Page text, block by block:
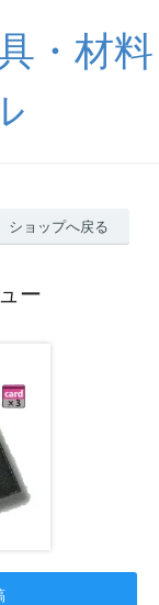
・材料
ショップへ戻る
ー